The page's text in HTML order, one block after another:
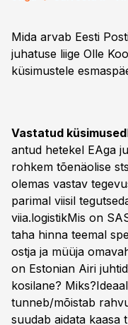
Mida arvab Eesti
juhatuse liige Olle
küsimustele
Vastatud küsimused
antud hetekel EAga
rohkem tõenäolise
olemas vastav
parimal viisil
viia.logistikMis on
taha hinna teemal
ostja ja müüja
on Estonian Airi
kosilane?
tunneb/mõistab
suudab aidata kaasa